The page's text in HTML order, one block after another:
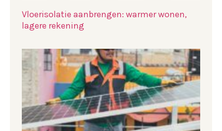
Vloerisolatie aanbrengen: warmer wonen,
lagere rekening